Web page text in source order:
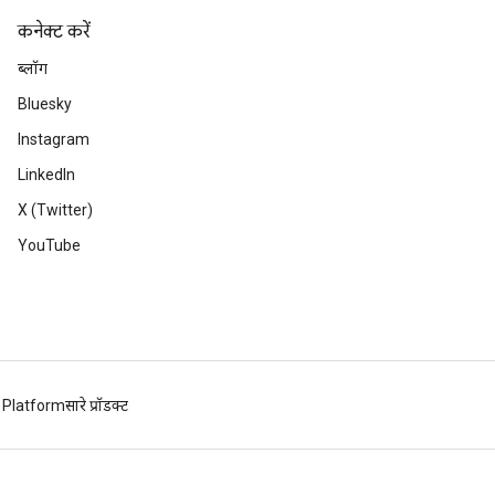
कनेक्ट करें
ब्लॉग
Bluesky
Instagram
LinkedIn
X (Twitter)
YouTube
Platformसारे प्रॉडक्ट